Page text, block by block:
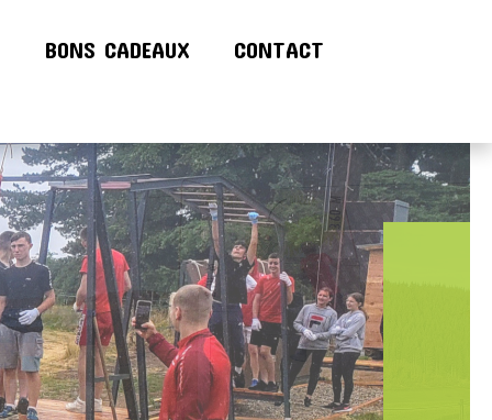
BONS CADEAUX CONTACT